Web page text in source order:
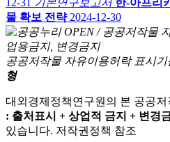
물 확보 전략 2024-12-30
공공저작물 자유이용허락 표시기
형
대외경제정책연구원의 본 공공저
: 출처표시 + 상업적 금지 + 변경
있습니다. 저작권정책 참조